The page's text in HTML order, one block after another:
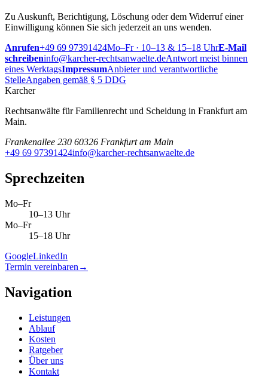
Zu Auskunft, Berichtigung, Löschung oder dem Widerruf einer
Einwilligung können Sie sich jederzeit an uns wenden.
Anrufen+49 69 97391424Mo–Fr · 10–13 & 15–18 UhrE-Mail
schreibeninfo@karcher-rechtsanwaelte.deAntwort meist binnen
eines WerktagsImpressumAnbieter und verantwortliche
StelleAngaben gemäß § 5 DDG
Karcher
Rechtsanwälte für Familienrecht und Scheidung in Frankfurt am
Main.
Frankenallee 230 60326 Frankfurt am Main
+49 69 97391424info@karcher-rechtsanwaelte.de
Sprechzeiten
Mo–Fr
10–13 Uhr
Mo–Fr
15–18 Uhr
GoogleLinkedIn
Termin vereinbaren →
Navigation
Leistungen
Ablauf
Kosten
Ratgeber
Über uns
Kontakt